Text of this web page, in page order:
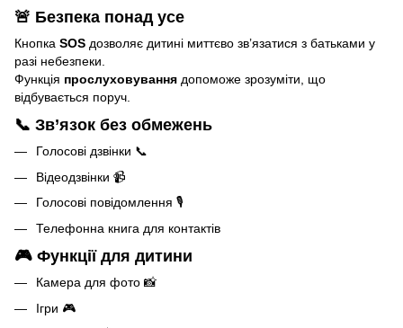
🚨 Безпека понад усе
Кнопка SOS дозволяє дитині миттєво зв’язатися з батьками у
разі небезпеки.
Функція прослуховування допоможе зрозуміти, що
відбувається поруч.
📞 Зв’язок без обмежень
Голосові дзвінки 📞
Відеодзвінки 📹
Голосові повідомлення 🎙
Телефонна книга для контактів
🎮 Функції для дитини
Камера для фото 📸
Ігри 🎮